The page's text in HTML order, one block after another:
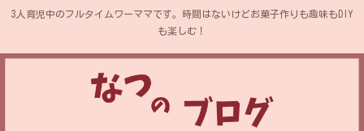
3人育児中のフルタイムワーママです。時間はないけどお菓子作りも趣味もDIY
も楽しむ！